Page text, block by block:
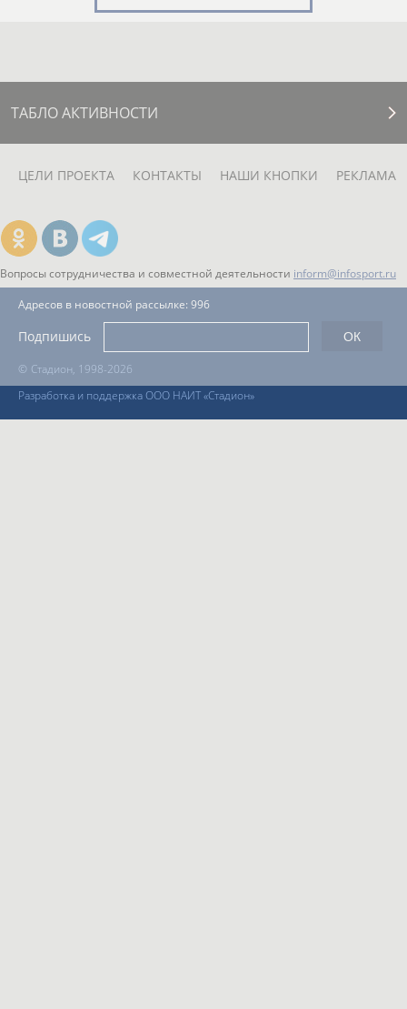
ТАБЛО АКТИВНОСТИ
ЦЕЛИ ПРОЕКТА КОНТАКТЫ НАШИ КНОПКИ РЕКЛАМА
Вопросы сотрудничества и совместной деятельности inform@infosport.ru
© Стадион, 1998-2026
Разработка и поддержка ООО НАИТ «Стадион»
Адресов в новостной рассылке: 996
Подпишись